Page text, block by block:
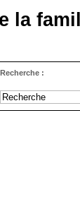
la
Recherche :